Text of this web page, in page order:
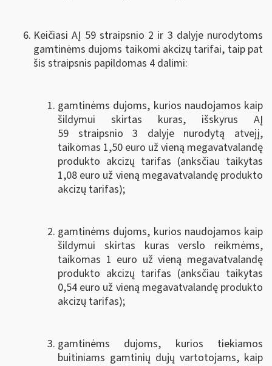
Keičiasi AĮ 59 straipsnio 2 ir 3 dalyje nurodytoms
gamtinėms dujoms taikomi akcizų tarifai, taip pat
šis straipsnis papildomas 4 dalimi:
gamtinėms dujoms, kurios naudojamos kaip
šildymui skirtas kuras, išskyrus AĮ
59 straipsnio 3 dalyje nurodytą atvejį,
taikomas 1,50 euro už vieną megavatvalandę
produkto akcizų tarifas (anksčiau taikytas
1,08 euro už vieną megavatvalandę produkto
akcizų tarifas);
gamtinėms dujoms, kurios naudojamos kaip
šildymui skirtas kuras verslo reikmėms,
taikomas 1 euro už vieną megavatvalandę
produkto akcizų tarifas (anksčiau taikytas
0,54 euro už vieną megavatvalandę produkto
akcizų tarifas);
gamtinėms dujoms, kurios tiekiamos
buitiniams gamtinių dujų vartotojams, kaip